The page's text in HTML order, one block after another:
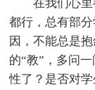
在我们心
都行，总有部
因，不能总是
的“教”，多问
性了？是否对